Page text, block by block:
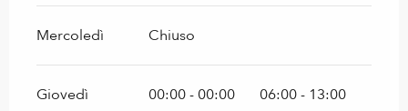
Mercoledì Chiuso
Giovedì 00:00 - 00:00 06:00 - 13:00